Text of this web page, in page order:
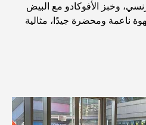
في دبي هيلز: اللياقة البدنية في أبهى
منطقة الخليج التجاري، دبي
وخبز الأفوكادو مع البيض
ناعمة ومحضرة جيدًا، مثالية